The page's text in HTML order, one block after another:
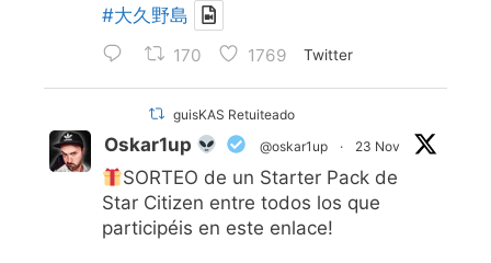
#大久野島
170 1769 Twitter
guisKAS Retuiteado
Oskar1up @oskar1up · 23 Nov
SORTEO de un Starter Pack de
Star Citizen entre todos los que
participéis en este enlace!